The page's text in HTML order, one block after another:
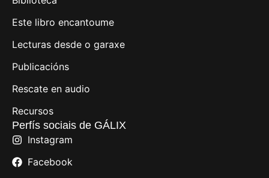
Este libro encantoume
Lecturas desde o garaxe
Publicacións
Rescate en audio
Recursos
Perfís sociais de GÁLIX
Instagram
Facebook